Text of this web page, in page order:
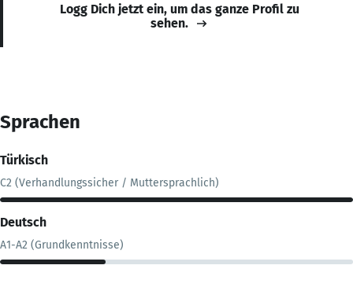
Logg Dich jetzt ein, um das ganze Profil zu
sehen.
Sprachen
Türkisch
C2 (Verhandlungssicher / Muttersprachlich)
Deutsch
A1-A2 (Grundkenntnisse)